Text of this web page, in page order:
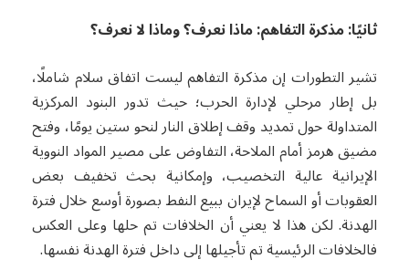
ثانيًا: مذكرة التفاهم: ماذا نعرف؟ وماذا لا نعرف؟
تشير التطورات إن مذكرة التفاهم ليست اتفاق سلام شاملًا،
بل إطار مرحلي لإدارة الحرب؛ حيث تدور البنود المركزية
المتداولة حول تمديد وقف إطلاق النار لنحو ستين يومًا، وفتح
مضيق هرمز أمام الملاحة، التفاوض على مصير المواد النووية
الإيرانية عالية التخصيب، وإمكانية بحث تخفيف بعض
العقوبات أو السماح لإيران ببيع النفط بصورة أوسع خلال فترة
الهدنة. لكن هذا لا يعني أن الخلافات تم حلها وعلى العكس
فالخلافات الرئيسية تم تأجيلها إلى داخل فترة الهدنة نفسها.